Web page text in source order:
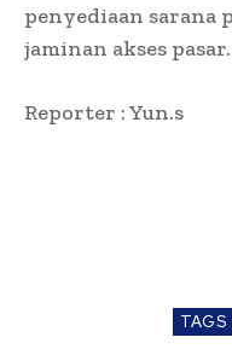
penyediaan sarana
jaminan akses pasar.
Reporter : Yun.s
TAGS